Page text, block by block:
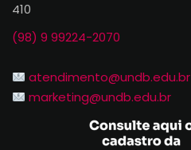
410
(98) 9 99224-2070
atendimento@undb.edu.br
marketing@undb.edu.br